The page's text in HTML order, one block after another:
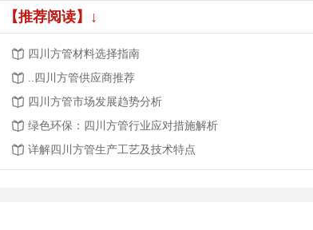
【推荐阅读】↓
四川方管材料选择指南
..四川方管供应商推荐
四川方管市场发展趋势分析
绿色环保：四川方管行业应对措施解析
详解四川方管生产工艺及技术特点